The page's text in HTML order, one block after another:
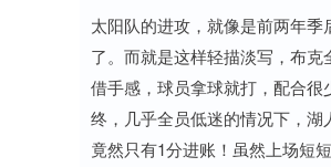
太阳队的进攻，就像是前两年
了。而就是这样轻描淡写，布
借手感，球员拿球就打，配合
终，几乎全员低迷的情况下，湖
竟然只有1分进账！虽然上场短